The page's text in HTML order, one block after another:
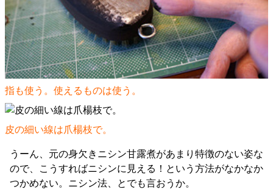
指も使う。使えるものは使う。
皮の細い線は爪楊枝で。
うーん、元の身欠きニシン甘露煮があまり特徴のない姿な
ので、こうすればニシンに見える！という方法がなかなか
つかめない。ニシン法、とでも言おうか。